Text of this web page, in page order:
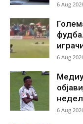
6 Aug
6 Aug
6 Aug